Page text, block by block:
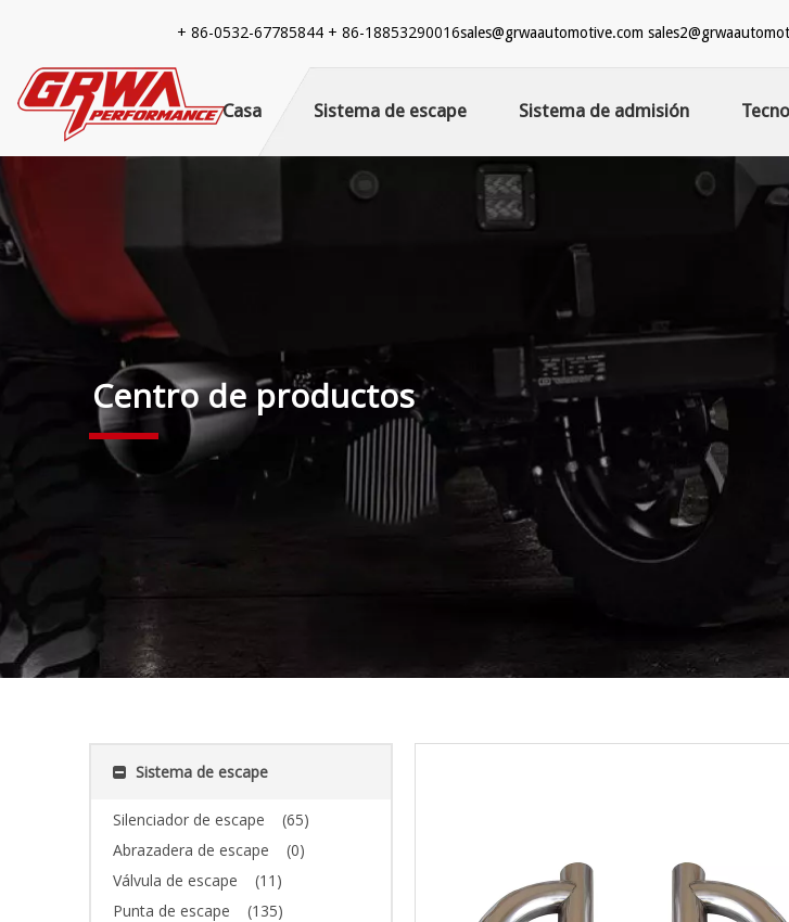
+ 86-0532-67785844 + 86-18853290016sales@grwaautomotive.com
Casa Sistema de escape Sistema de admisión
Centro de productos
Sistema de escape
Silenciador de escape
(65)
Abrazadera de escape
(0)
Válvula de escape
(11)
Punta de escape
(135)